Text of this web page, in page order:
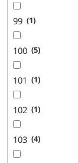
99 1
100 5
101 1
102 1
103 4